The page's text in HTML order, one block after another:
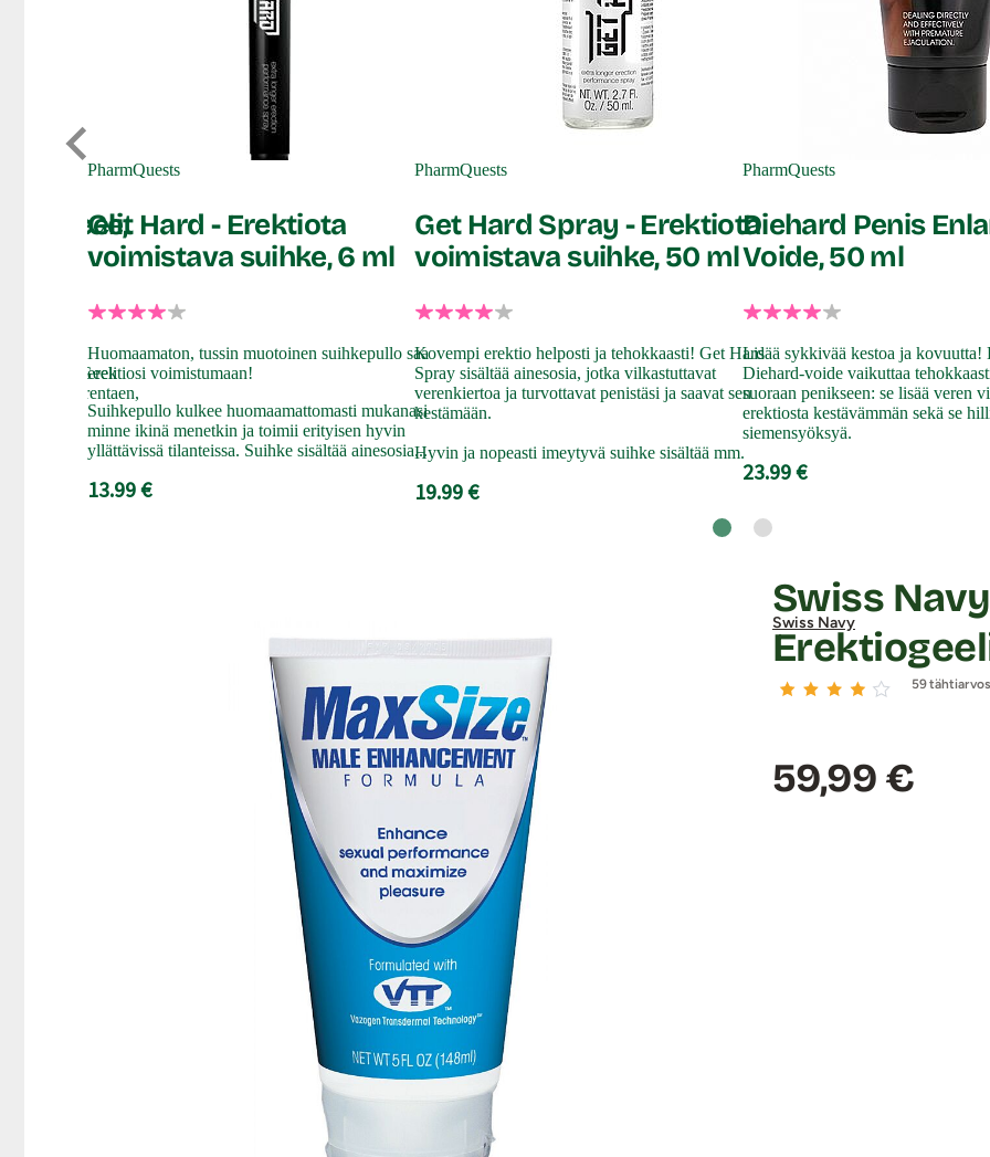
geeli,
Geeli
nuorentaen,
PharmQuests
Get Hard - Erektiota
voimistava suihke, 6 ml
Huomaamaton, tussin muotoinen suihkepullo saa
erektiosi voimistumaan!
Suihkepullo kulkee huomaamattomasti mukanasi
minne ikinä menetkin ja toimii erityisen hyvin
yllättävissä tilanteissa. Suihke sisältää ainesosia...
13.99 €
PharmQuests
Get Hard Spray - Erektiota
voimistava suihke, 50 ml
Kovempi erektio helposti ja tehokkaasti! Get Hard
Spray sisältää ainesosia, jotka vilkastuttavat
verenkiertoa ja turvottavat penistäsi ja saavat sen
kestämään.
Hyvin ja nopeasti imeytyvä suihke sisältää mm.
19.99 €
PharmQuests
Diehard Penis
Voide, 50 ml
Lisää sykkivää kestoa ja kovuutta!
Diehard-voide vaikuttaa
suoraan penikseen: se lisää veren
erektiosta kestävämmän sekä se
siemensyöksyä.
23.99 €
Swiss Navy
Swiss
59
Hinta:
59,99 €